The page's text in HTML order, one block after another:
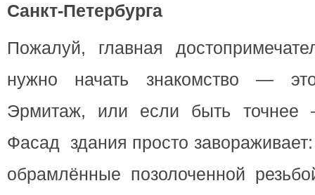
Санкт-Петербурга
Пожалуй, главная
нужно начать знакомство — это
Эрмитаж, или если быть
Фасад здания просто
обрамлённые позолоченной